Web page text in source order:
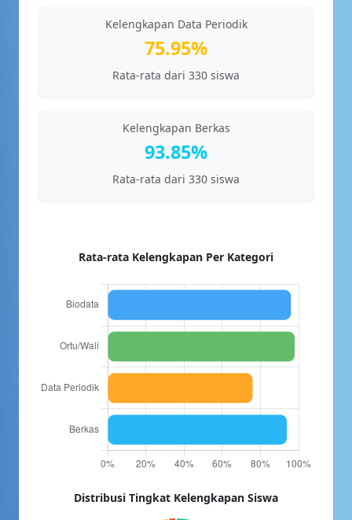
Kelengkapan Data Periodik
75.95%
Rata-rata dari 330 siswa
Kelengkapan Berkas
93.85%
Rata-rata dari 330 siswa
Rata-rata Kelengkapan Per Kategori
Distribusi Tingkat Kelengkapan Siswa